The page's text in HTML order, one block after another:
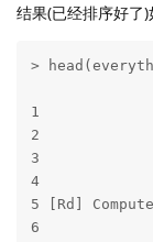
结果(已经排序好了)
>
1
2
3
4
5 [Rd]
6